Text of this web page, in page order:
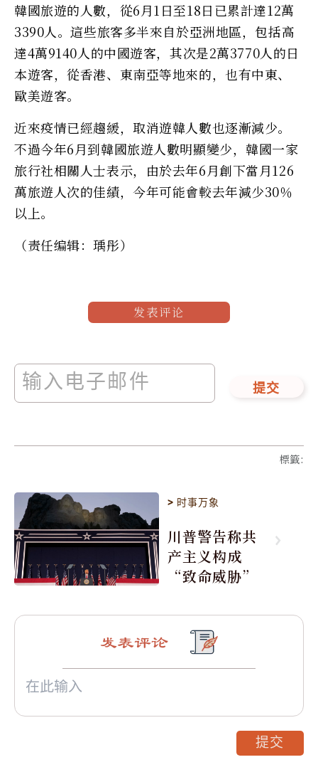
韓國旅遊的人數，從6月1日至18日已累計達12萬
3390人。這些旅客多半來自於亞洲地區，包括高
達4萬9140人的中國遊客，其次是2萬3770人的日
本遊客，從香港、東南亞等地來的，也有中東、
歐美遊客。
近來疫情已經趨緩，取消遊韓人數也逐漸減少。
不過今年6月到韓國旅遊人數明顯變少，韓國一家
旅行社相關人士表示，由於去年6月創下當月126
萬旅遊人次的佳績，今年可能會較去年減少30％
以上。
（责任编辑：瑀彤）
发表评论
提交
標籤:
> 时事万象
川普警告称共
产主义构成
“致命威胁”
发表评论
提交